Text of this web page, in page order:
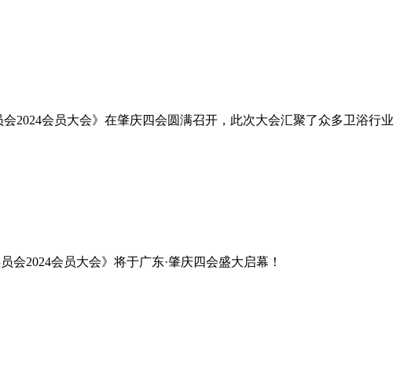
2024会员大会》在肇庆四会圆满召开，此次大会汇聚了众多卫浴行业
2024会员大会》将于广东·肇庆四会盛大启幕！